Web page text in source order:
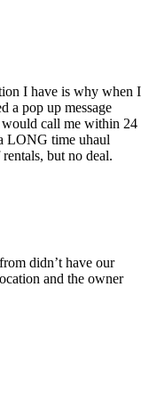
I have is why when I
a pop up message
would call me within 24
LONG time uhaul
but no deal.
didn’t have our
and the owner